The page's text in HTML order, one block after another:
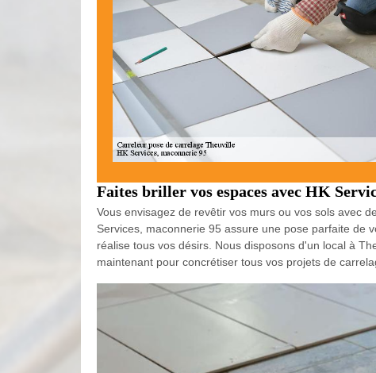
Faites briller vos espaces avec HK
Vous envisagez de revêtir vos murs ou vos sols avec
Services, maconnerie 95 assure une pose parfaite de
réalise tous vos désirs. Nous disposons d'un local à
maintenant pour concrétiser tous vos projets de